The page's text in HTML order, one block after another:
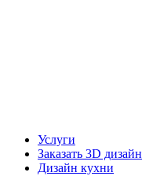
Услуги
Заказать 3D дизайн
Дизайн кухни